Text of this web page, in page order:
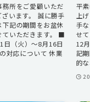
所をご愛顧いただ
います。 誠に勝手
記の期間をお盆休
ていただきます。 ■
日（火）～8月16日
対応について 休業
平
上
手
せ
12
記
的